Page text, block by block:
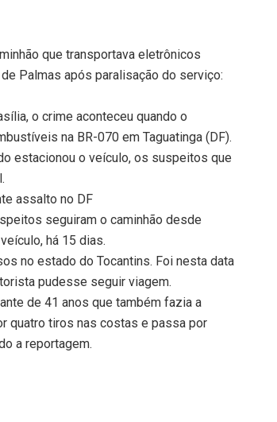
que transportava eletrônicos
Palmas após paralisação do serviço:
o crime aconteceu quando o
na BR-070 em Taguatinga (DF).
estacionou o veículo, os suspeitos que
assalto no DF
seguiram o caminhão desde
há 15 dias.
no estado do Tocantins. Foi nesta data
pudesse seguir viagem.
de 41 anos que também fazia a
quatro tiros nas costas e passa por
a reportagem.